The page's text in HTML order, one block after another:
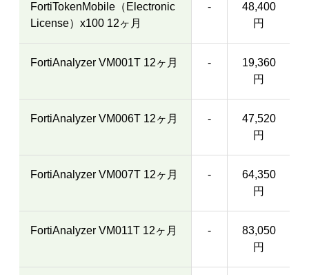
FortiTokenMobile（Electronic
License）x100 12ヶ月
-
48,400
円
FortiAnalyzer VM001T 12ヶ月 -
19,360
円
FortiAnalyzer VM006T 12ヶ月 -
47,520
円
FortiAnalyzer VM007T 12ヶ月 -
64,350
円
FortiAnalyzer VM011T 12ヶ月 -
83,050
円